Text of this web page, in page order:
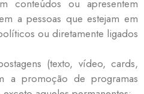
conteúdos ou apresentem
a pessoas que estejam em
ou diretamente ligados
(texto, vídeo, cards,
a promoção de programas